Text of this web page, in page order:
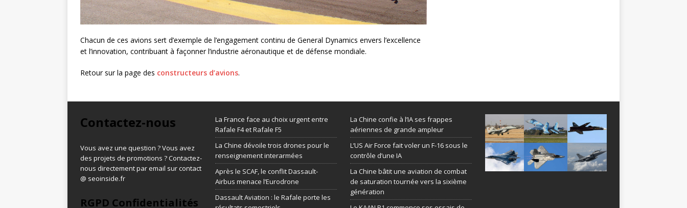
Chacun de ces avions sert d’exemple de l’engagement continu de General Dynamics envers l’excellence
et l’innovation, contribuant à façonner l’industrie aéronautique et de défense mondiale.
Retour sur la page des constructeurs d’avions.
Contactez-nous
Vous avez une question ? Vous avez
des projets de promotions ? Contactez-
nous directement par email sur contact
@ seoinside.fr
RGPD Confidentialités
La France face au choix urgent entre
Rafale F4 et Rafale F5
La Chine dévoile trois drones pour le
renseignement interarmées
Après le SCAF, le conflit Dassault-
Airbus menace l’Eurodrone
Dassault Aviation : le Rafale porte les
La Chine confie à l’IA ses frappes
aériennes de grande ampleur
L’US Air Force fait voler un F-16 sous le
contrôle d’une IA
La Chine bâtit une aviation de combat
de saturation tournée vers la sixième
génération